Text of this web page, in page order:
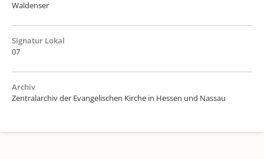
Waldenser
Signatur Lokal
07
Archiv
Zentralarchiv der Evangelischen Kirche in Hessen und Nassau